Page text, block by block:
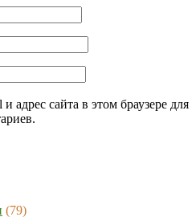
адрес сайта в этом браузере для
(79)